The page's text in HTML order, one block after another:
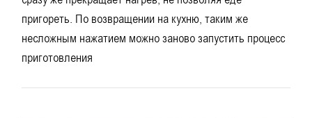
пригореть. По возвращении на кухню, таким же
несложным нажатием можно заново запустить процесс
приготовления